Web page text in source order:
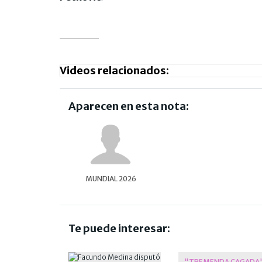
Videos relacionados:
Aparecen en esta nota:
MUNDIAL 2026
Te puede interesar: